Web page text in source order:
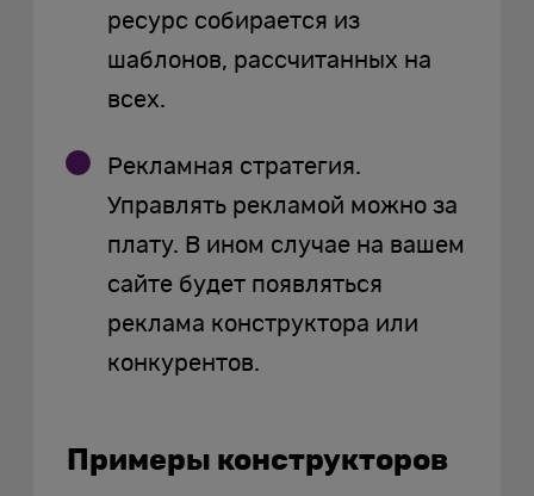
ресурс собирается из
шаблонов, рассчитанных на
всех.
Рекламная стратегия.
Управлять рекламой можно за
плату. В ином случае на вашем
сайте будет появляться
реклама конструктора или
конкурентов.
Примеры конструкторов